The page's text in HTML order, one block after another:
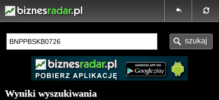
Wyniki wyszukiwania